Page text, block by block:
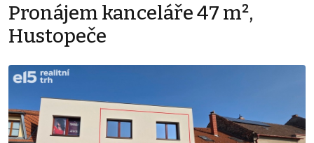
Pronájem kanceláře 47 m²,
Hustopeče